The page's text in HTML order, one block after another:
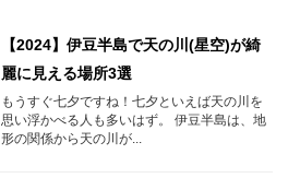
【2024】伊豆半島で天の川(星空)が綺
麗に見える場所3選
もうすぐ七夕ですね！七夕といえば天の川を
思い浮かべる人も多いはず。 伊豆半島は、地
形の関係から天の川が...